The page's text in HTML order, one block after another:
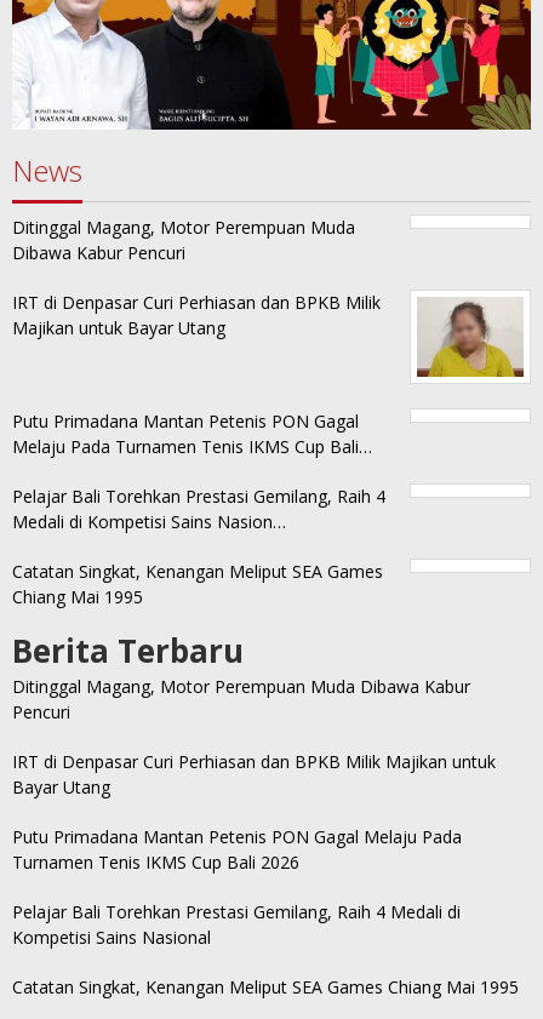
News
Ditinggal Magang, Motor Perempuan Muda
Dibawa Kabur Pencuri
IRT di Denpasar Curi Perhiasan dan BPKB Milik
Majikan untuk Bayar Utang
Putu Primadana Mantan Petenis PON Gagal
Melaju Pada Turnamen Tenis IKMS Cup Bali…
Pelajar Bali Torehkan Prestasi Gemilang, Raih 4
Medali di Kompetisi Sains Nasion…
Catatan Singkat, Kenangan Meliput SEA Games
Chiang Mai 1995
Berita Terbaru
Ditinggal Magang, Motor Perempuan Muda Dibawa Kabur
Pencuri
IRT di Denpasar Curi Perhiasan dan BPKB Milik Majikan untuk
Bayar Utang
Putu Primadana Mantan Petenis PON Gagal Melaju Pada
Turnamen Tenis IKMS Cup Bali 2026
Pelajar Bali Torehkan Prestasi Gemilang, Raih 4 Medali di
Kompetisi Sains Nasional
Catatan Singkat, Kenangan Meliput SEA Games Chiang Mai 1995